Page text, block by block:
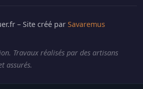
– Site créé par Savaremus
Travaux réalisés par des artisans
assurés.